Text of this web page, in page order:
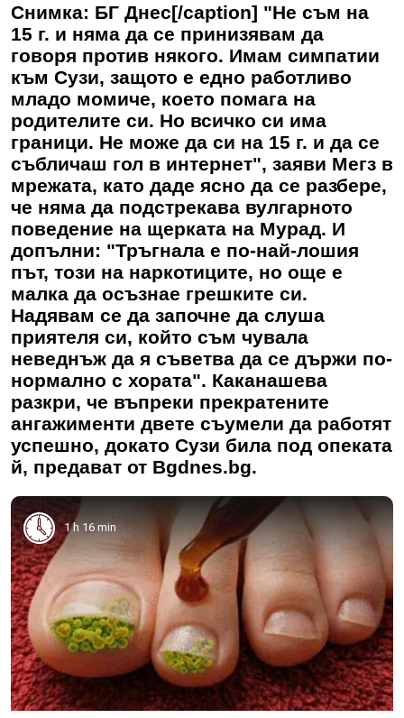
Снимка: БГ Днес[/caption] "Не съм на
15 г. и няма да се принизявам да
говоря против някого. Имам симпатии
към Сузи, защото е едно работливо
младо момиче, което помага на
родителите си. Но всичко си има
граници. Не може да си на 15 г. и да се
събличаш гол в интернет", заяви Мегз в
мрежата, като даде ясно да се разбере,
че няма да подстрекава вулгарното
поведение на щерката на Мурад. И
допълни: "Тръгнала е по-най-лошия
път, този на наркотиците, но още е
малка да осъзнае грешките си.
Надявам се да започне да слуша
приятеля си, който съм чувала
неведнъж да я съветва да се държи по-
нормално с хората". Каканашева
разкри, че въпреки прекратените
ангажименти двете съумели да работят
успешно, докато Сузи била под опеката
й, предават от Bgdnes.bg.
1 h 16 min